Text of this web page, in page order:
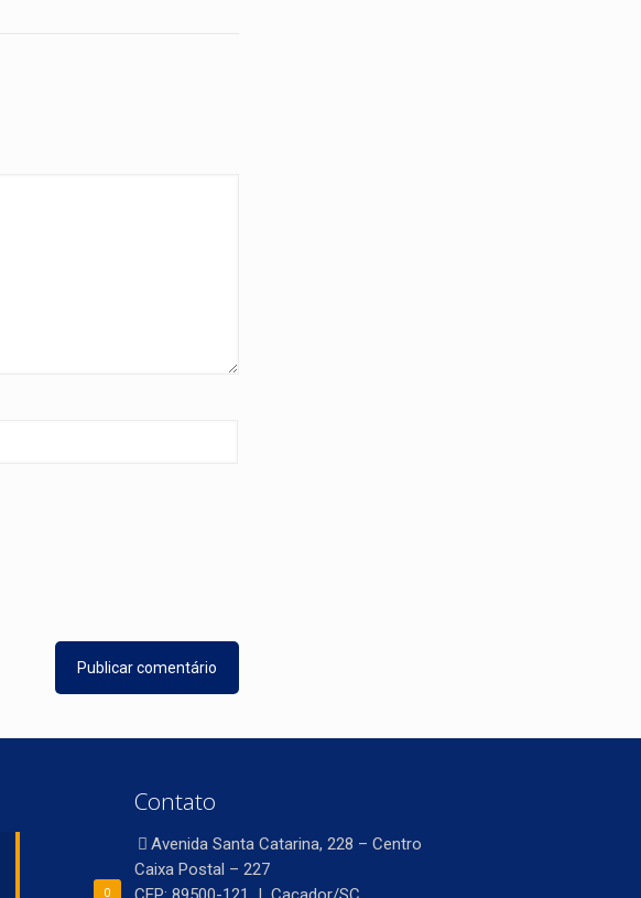
0
Contato
Avenida Santa Catarina, 228 – Centro
Caixa Postal – 227